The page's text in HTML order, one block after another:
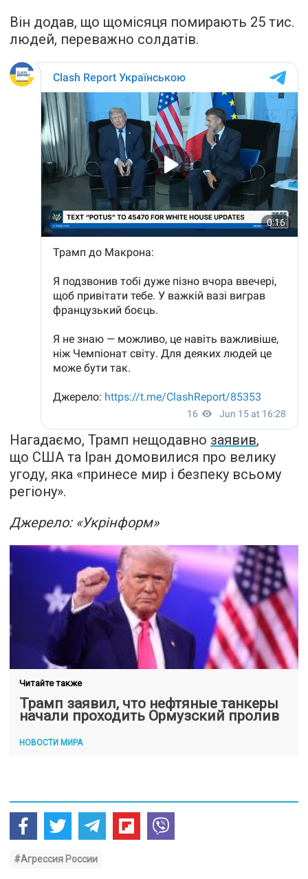
Він додав, що щомісяця помирають 25 тис.
людей, переважно солдатів.
Нагадаємо, Трамп нещодавно заявив,
що США та Іран домовилися про велику
угоду, яка «принесе мир і безпеку всьому
регіону».
Джерело: «Укрінформ»
Читайте также
Трамп заявил, что нефтяные танкеры
начали проходить Ормузский пролив
НОВОСТИ МИРА
#Агрессия России